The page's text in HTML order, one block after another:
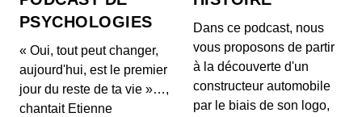
Perriand (1965)
Objet mythique du design moderne, la chaise
longue LC4, aussi appelée "Machine à repos", est
l'un...
La cocotte le Creuset par Armand
PSYCHOLOGIES
« Oui, tout peut changer,
aujourd'hui, est le premier
jour du reste de ta vie »…,
chantait Etienne
Dans ce podcast, nous
vous proposons de partir
à la découverte d'un
constructeur automobile
par le biais de son logo,